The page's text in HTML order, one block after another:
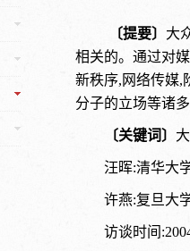
〔提要〕 大
相关的。通过对
新秩序,网络传媒,
分子的立场等诸
〔关键词〕
汪晖:清华大
许燕:复旦大
访谈时间